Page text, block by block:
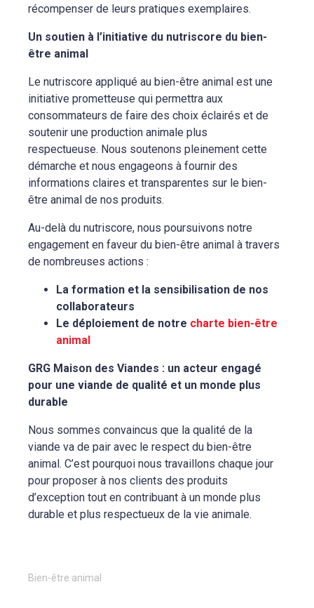
récompenser de leurs pratiques exemplaires.
Un soutien à l’initiative du nutriscore du bien-
être animal
Le nutriscore appliqué au bien-être animal est une
initiative prometteuse qui permettra aux
consommateurs de faire des choix éclairés et de
soutenir une production animale plus
respectueuse. Nous soutenons pleinement cette
démarche et nous engageons à fournir des
informations claires et transparentes sur le bien-
être animal de nos produits.
Au-delà du nutriscore, nous poursuivons notre
engagement en faveur du bien-être animal à travers
de nombreuses actions :
La formation et la sensibilisation de nos
collaborateurs
Le déploiement de notre charte bien-être
animal
GRG Maison des Viandes : un acteur engagé
pour une viande de qualité et un monde plus
durable
Nous sommes convaincus que la qualité de la
viande va de pair avec le respect du bien-être
animal. C’est pourquoi nous travaillons chaque jour
pour proposer à nos clients des produits
d’exception tout en contribuant à un monde plus
durable et plus respectueux de la vie animale.
Bien-être animal